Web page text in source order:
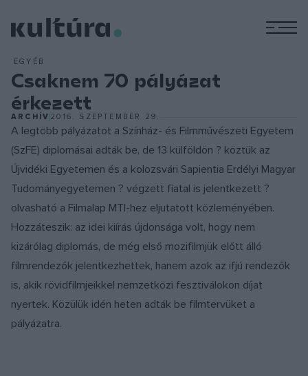
EGYÉB
Csaknem 70 pályázat
érkezett
ARCHÍV2016. SZEPTEMBER 29.
A legtöbb pályázatot a Színház- és Filmművészeti Egyetem
(SzFE) diplomásai adták be, de 13 külföldön ? köztük az
Újvidéki Egyetemen és a kolozsvári Sapientia Erdélyi Magyar
Tudományegyetemen ? végzett fiatal is jelentkezett ?
olvasható a Filmalap MTI-hez eljutatott közleményében.
Hozzáteszik: az idei kiírás újdonsága volt, hogy nem
kizárólag diplomás, de még első mozifilmjük előtt álló
filmrendezők jelentkezhettek, hanem azok az ifjú rendezők
is, akik rövidfilmjeikkel nemzetközi fesztiválokon díjat
nyertek. Közülük idén heten adták be filmtervüket a
pályázatra.